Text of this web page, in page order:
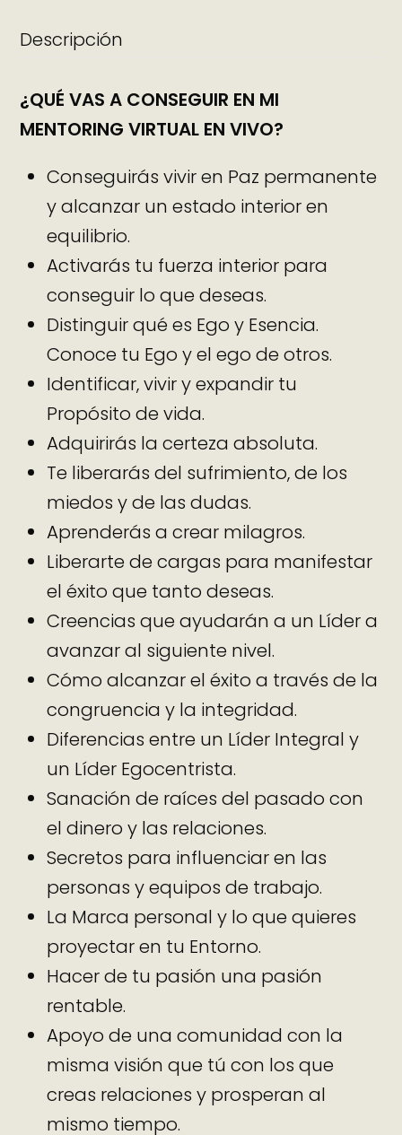
Descripción
¿QUÉ VAS A CONSEGUIR EN MI
MENTORING VIRTUAL EN VIVO?
Conseguirás vivir en Paz permanente
y alcanzar un estado interior en
equilibrio.
Activarás tu fuerza interior para
conseguir lo que deseas.
Distinguir qué es Ego y Esencia.
Conoce tu Ego y el ego de otros.
Identificar, vivir y expandir tu
Propósito de vida.
Adquirirás la certeza absoluta.
Te liberarás del sufrimiento, de los
miedos y de las dudas.
Aprenderás a crear milagros.
Liberarte de cargas para manifestar
el éxito que tanto deseas.
Creencias que ayudarán a un Líder a
avanzar al siguiente nivel.
Cómo alcanzar el éxito a través de la
congruencia y la integridad.
Diferencias entre un Líder Integral y
un Líder Egocentrista.
Sanación de raíces del pasado con
el dinero y las relaciones.
Secretos para influenciar en las
personas y equipos de trabajo.
La Marca personal y lo que quieres
proyectar en tu Entorno.
Hacer de tu pasión una pasión
rentable.
Apoyo de una comunidad con la
misma visión que tú con los que
creas relaciones y prosperan al
mismo tiempo.